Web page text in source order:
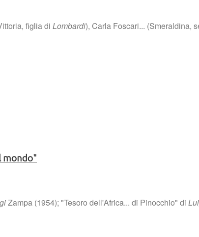
figlia di Lombardi), Carla Foscari... (Smeraldina,
mondo"
Zampa (1954); "Tesoro dell'Africa... di Pinocchio" di